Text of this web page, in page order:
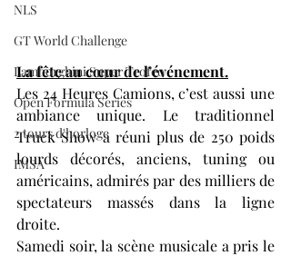
NLS
GT World Challenge
Lamborghini Super Trofeo
Open Formula Series
2 tours d'horloge
IMSA
La fête au cœur de l’événement.
Les 24 Heures Camions, c’est aussi une
ambiance unique. Le traditionnel
Truck Show a réuni plus de 250 poids
lourds décorés, anciens, tuning ou
américains, admirés par des milliers de
spectateurs massés dans la ligne
droite.
Samedi soir, la scène musicale a pris le